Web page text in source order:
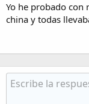
Yo he probado con
china y todas